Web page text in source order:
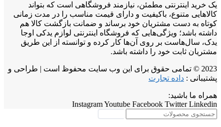
یک خرید اینترنتی مطمئن، نیازمند فروشگاهی است که بتواند
کالاهایی متنوع، باکیفیت و دارای قیمت مناسب را در مدت زمانی
کوتاه به دست مشتریان خود برساند و ضمانت بازگشت کالا هم
داشته باشد؛ ویژگی‌هایی که فروشگاه اینترنتی لوازم یدکی اوجا
یدک، سال‌هاست بر روی آن‌ها کار کرده و توانسته از این طریق
مشتریان ثابت خود را داشته باشد.
2023 © تمامی حقوق برای این وب سایت محفوظ است | طراحی و
پشتیبانی : داده تجارت
همراه ما باشید:
InstagramYoutube Facebook Twitter Linkedin